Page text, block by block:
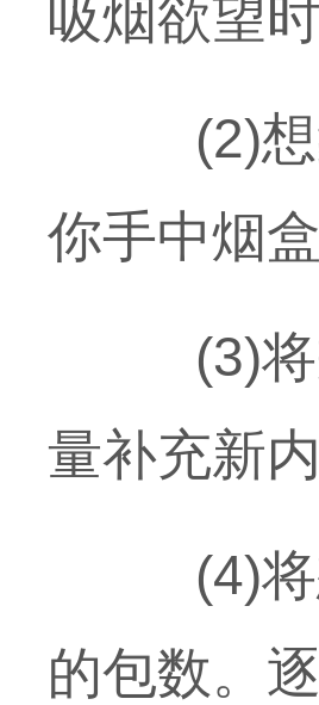
吸烟欲望时
(2)想
你手中烟
(3)将
量补充新内
(4)将
的包数。